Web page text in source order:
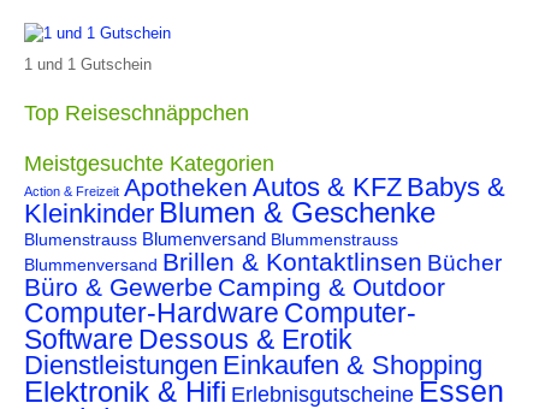
1 und 1 Gutschein
Top Reiseschnäppchen
Meistgesuchte Kategorien
Action & Freizeit Apotheken Autos & KFZ Babys &
Kleinkinder Blumen & Geschenke
Blumenstrauss Blumenversand Blummenstrauss
Blummenversand Brillen & Kontaktlinsen Bücher
Büro & Gewerbe Camping & Outdoor
Computer-Hardware Computer-
Software Dessous & Erotik
Dienstleistungen Einkaufen & Shopping
Elektronik & Hifi Erlebnisgutscheine Essen